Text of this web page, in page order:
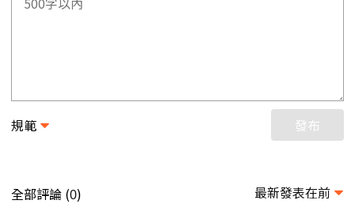
規範 發布
全部評論 (0) 最新發表在前